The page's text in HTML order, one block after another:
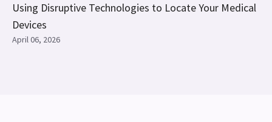
Using Disruptive Technologies to Locate Your Medical
Devices
April 06, 2026